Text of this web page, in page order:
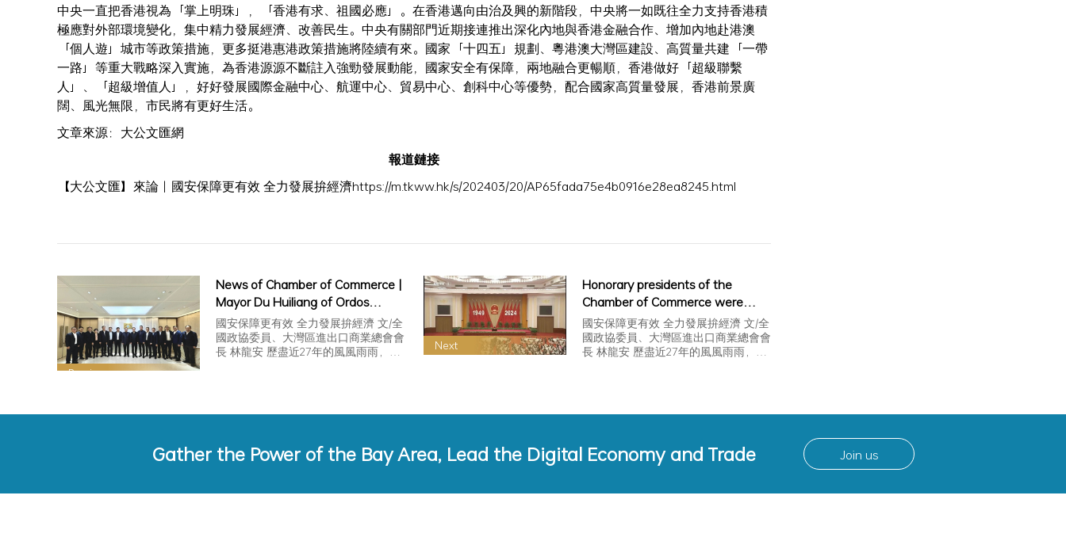
中央一直把香港視為「掌上明珠」，「香港有求、祖國必應」。在香港邁向由治及興的新階段，中央將一如既往全力支持香港積
極應對外部環境變化，集中精力發展經濟、改善民生。中央有關部門近期接連推出深化內地與香港金融合作、增加內地赴港澳
「個人遊」城市等政策措施，更多挺港惠港政策措施將陸續有來。國家「十四五」規劃、粵港澳大灣區建設、高質量共建「一帶
一路」等重大戰略深入實施，為香港源源不斷註入強勁發展動能，國家安全有保障，兩地融合更暢順，香港做好「超級聯繫
人」、「超級增值人」，好好發展國際金融中心、航運中心、貿易中心、創科中心等優勢，配合國家高質量發展，香港前景廣
闊、風光無限，市民將有更好生活。
文章來源：大公文匯網
報道鏈接
【大公文匯】來論｜國安保障更有效 全力發展拚經濟https://m.tkww.hk/s/202403/20/AP65fada75e4b0916e28ea8245.html
Previous
News of Chamber of Commerce |
Mayor Du Huiliang of Ordos
Municipal People's Government
visited Chamber of Commerce
and had a discussion and
國安保障更有效 全力發展拚經濟 文/全
國政協委員、大灣區進出口商業總會會
長 林龍安 歷盡近27年的風風雨雨，
Next
Honorary presidents of the
Chamber of Commerce were
invited to attend the National
Day reception
國安保障更有效 全力發展拚經濟 文/全
國政協委員、大灣區進出口商業總會會
長 林龍安 歷盡近27年的風風雨雨，
Gather the Power of the Bay Area, Lead the Digital Economy and Trade Join us